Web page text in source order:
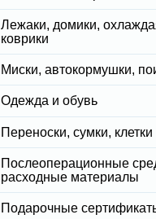
Лежаки, домики,
коврики
Миски, автокормушки,
Одежда и обувь
Переноски, сумки, клетки
Послеоперационные
расходные материалы
Подарочные